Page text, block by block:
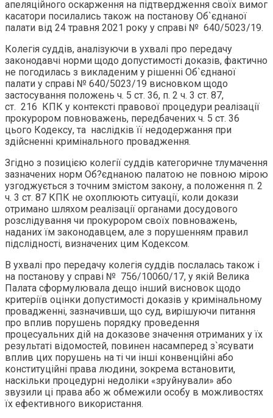
апеляційного оскарження на підтвердження своїх вимог
касатори посилались також на постанову Об`єднаної
палати від 24 травня 2021 року у справі № 640/5023/19.
Колегія суддів, аналізуючи в ухвалі про передачу
законодавчі норми щодо допустимості доказів, фактично
не погодилась з викладеним у рішенні Об`єднаної
палати у справі № 640/5023/19 висновком щодо
застосування положень ч. 5 ст. 36, п. 2 ч. 3 ст. 87,
ст. 216 КПК у контексті правової процедури реалізації
прокурором повноважень, передбачених ч. 5 ст. 36
цього Кодексу, та наслідків її недодержання при
здійсненні кримінального провадження.
Згідно з позицією колегії суддів категоричне тлумачення
зазначених норм Об?єднаною палатою не повною мірою
узгоджується з точним змістом закону, а положення п. 2
ч. 3 ст. 87 КПК не охоплюють ситуації, коли докази
отримано шляхом реалізації органами досудового
розслідування чи прокурором своїх повноважень,
наданих їм законодавцем, але з порушенням правил
підслідності, визначених цим Кодексом.
В ухвалі про передачу колегія суддів послалась також і
на постанову у справі № 756/10060/17, у якій Велика
Палата сформулювала дещо інший висновок щодо
критеріїв оцінки допустимості доказів у кримінальному
провадженні, зазначивши, що суд, вирішуючи питання
про вплив порушень порядку проведення
процесуальних дій на доказове значення отриманих у їх
результаті відомостей, повинен насамперед з`ясувати
вплив цих порушень на ті чи інші конвенційні або
конституційні права людини, зокрема встановити,
наскільки процедурні недоліки «зруйнували» або
звузили ці права або ж обмежили особу в можливостях
їх ефективного використання.